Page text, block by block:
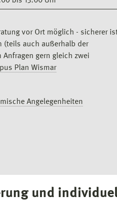
vor Ort möglich - sicherer
(teils auch außerhalb der
gern gleich zwei
Plan Wismar
Angelegenheiten
und